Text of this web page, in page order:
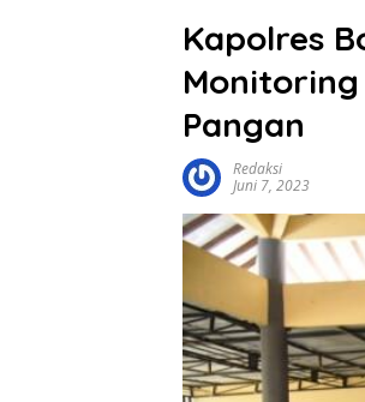
Kapolres
Pangan
Redaksi
Juni 7, 2023